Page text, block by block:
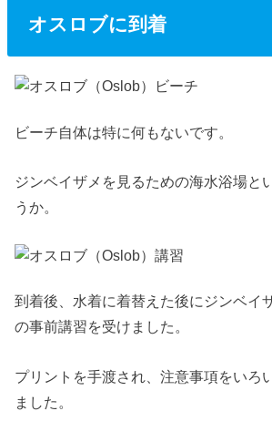
オスロブに到着
ビーチ自体は特に何もないです。
ジンベイザメを見るための海水浴場と
うか。
到着後、水着に着替えた後にジンベイ
の事前講習を受けました。
プリントを手渡され、注意事項をいろ
ました。